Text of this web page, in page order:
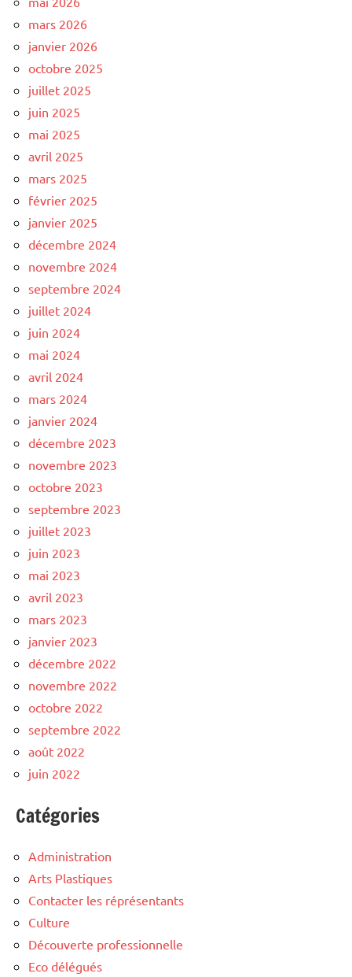
mars 2026
janvier 2026
octobre 2025
juillet 2025
juin 2025
mai 2025
avril 2025
mars 2025
février 2025
janvier 2025
décembre 2024
novembre 2024
septembre 2024
juillet 2024
juin 2024
mai 2024
avril 2024
mars 2024
janvier 2024
décembre 2023
novembre 2023
octobre 2023
septembre 2023
juillet 2023
juin 2023
mai 2023
avril 2023
mars 2023
janvier 2023
décembre 2022
novembre 2022
octobre 2022
septembre 2022
août 2022
juin 2022
Catégories
Administration
Arts Plastiques
Contacter les réprésentants
Culture
Découverte professionnelle
Eco délégués